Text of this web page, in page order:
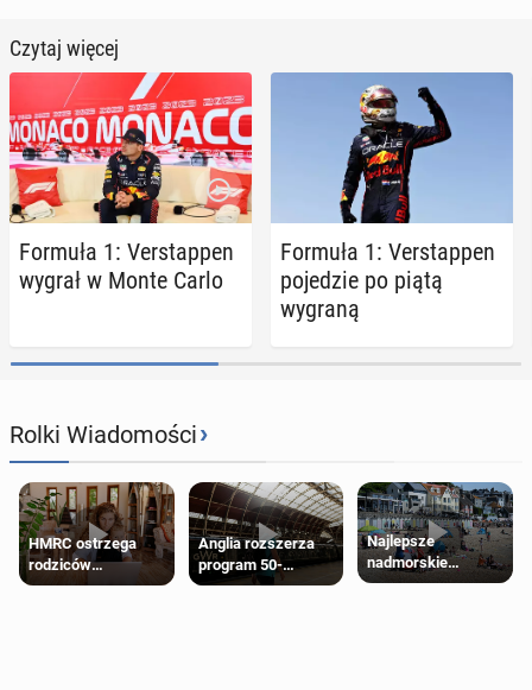
Czytaj więcej
Formuła 1: Ver­stap­pen
wygrał w Monte Carlo
Formuła 1: Ver­stap­pen
po­je­dzie po piątą
wygraną
Rolki Wiadomości›
HMRC ostrzega
rodziców
pobierających Child
Anglia rozszerza
program 50-
procentowych
Najlepsze
nadmorskie
miasteczko blisko